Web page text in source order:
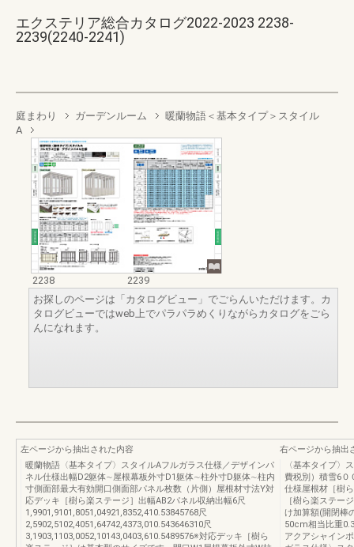
エクステリア総合カタログ2022-2023 2238-
2239(2240-2241)
庭まわり ガーデンルーム
暖蘭物語＜基本タイプ＞スタイル
A
2238
2239
お探しのページは「カタログビュー」でごらんいただけます。カ
タログビューではweb上でパラパラめくりながらカタログをごら
んになれます。
左ページから抽出された内容
暖蘭物語〈基本タイプ〉スタイルAフルガラス仕様／デザインパ
ネル仕様出幅D2躯体∼屋根幕板外寸D1躯体∼柱外寸D躯体∼柱内
寸側面部最大有効開口側面部パネル枚数（片側）屋根材寸法Y対
応デッキ［樹ら楽ステージ］出幅AB2パネル収納出幅6尺
1,9901,9101,8051,04921,8352,410.53845768尺
2,5902,5102,4051,64742,4373,010.543646310尺
3,1903,1103,0052,10143,0403,610.5489576※対応デッキ［樹ら
右ページから抽出
〈基本タイプ〉
費税別）積雪6０
仕様屋根材［樹
［樹ら楽ステー
け加算額(開閉棒
50cm相当比重
アクアシャイン